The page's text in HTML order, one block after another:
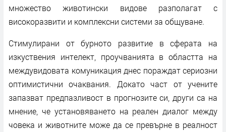
множество животински видове разполагат с
високоразвити и комплексни системи за общуване.
Стимулирани от бурното развитие в сферата на
изкуствения интелект, проучванията в областта на
междувидовата комуникация днес пораждат сериозни
оптимистични очаквания. Докато част от учените
запазват предпазливост в прогнозите си, други са на
мнение, че установяването на реален диалог между
човека и животните може да се превърне в реалност